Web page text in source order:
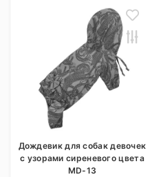
Дождевик для собак девочек
с узорами сиреневого цвета
MD-13